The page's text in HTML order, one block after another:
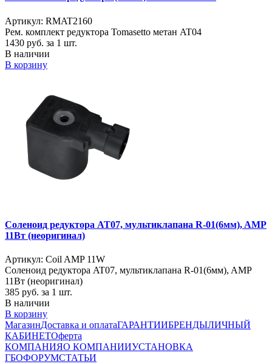
Артикул: RMAT2160
Рем. комплект редуктора Tomasetto метан AT04
1430 руб. за 1 шт.
В наличии
В корзину
Соленоид редуктора AT07, мультиклапана R-01(6мм), AMP
11Вт (неоригинал)
Артикул: Coil AMP 11W
Соленоид редуктора AT07, мультиклапана R-01(6мм), AMP
11Вт (неоригинал)
385 руб. за 1 шт.
В наличии
В корзину
МагазинДоставка и оплатаГАРАНТИИБРЕНДЫЛИЧНЫЙ
КАБИНЕТОферта
КОМПАНИЯО КОМПАНИИУСТАНОВКА
ГБОФОРУМСТАТЬИ